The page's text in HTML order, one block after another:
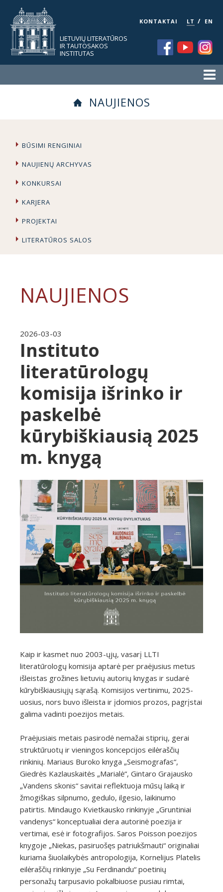
LIETUVIŲ LITERATŪROS
IR TAUTOSAKOS
INSTITUTAS
KONTAKTAI LT / EN
NAUJIENOS
BŪSIMI RENGINIAI
NAUJIENŲ ARCHYVAS
KONKURSAI
KARJERA
PROJEKTAI
LITERATŪROS SALOS
NAUJIENOS
2026-03-03
Instituto
literatūrologų
komisija išrinko ir
paskelbė
kūrybiškiausią 2025
m. knygą
Kaip ir kasmet nuo 2003-ųjų, vasarį LLTI
literatūrologų komisija aptarė per praėjusius metus
išleistas grožines lietuvių autorių knygas ir sudarė
kūrybiškiausiųjų sąrašą. Komisijos vertinimu, 2025-
uosius, nors buvo išleista ir įdomios prozos, pagrįstai
galima vadinti poezijos metais.
Praėjusiais metais pasirodė nemažai stiprių, gerai
struktūruotų ir vieningos koncepcijos eilėraščių
rinkinių. Mariaus Buroko knyga „Seismografas“,
Giedrės Kazlauskaitės „Marialė“, Gintaro Grajausko
„Vandens skonis“ savitai reflektuoja mūsų laiką ir
žmogiškas silpnumo, gedulo, ilgesio, laikinumo
patirtis. Mindaugo Kvietkausko rinkinyje „Gruntiniai
vandenys“ konceptualiai dera autorinė poezija ir
vertimai, esė ir fotografijos. Saros Poisson poezijos
knygoje „Niekas, pasiruošęs patriukšmauti“ originaliai
kuriama šiuolaikybės antropologija, Kornelijus Platelis
eilėraščių rinkinyje „Su Ferdinandu“ poetinių
personažų tarpusavio pokalbiuose pusiau rimtai,